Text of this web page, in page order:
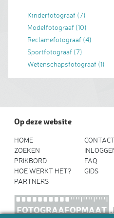
Kinderfotograaf (7)
Modelfotograaf (10)
Reclamefotograaf (4)
Sportfotograaf (7)
Wetenschapsfotograaf (1)
Op deze website
HOME
ZOEKEN
PRIKBORD
FAQ
HOE WERKT HET?
GIDS
PARTNERS